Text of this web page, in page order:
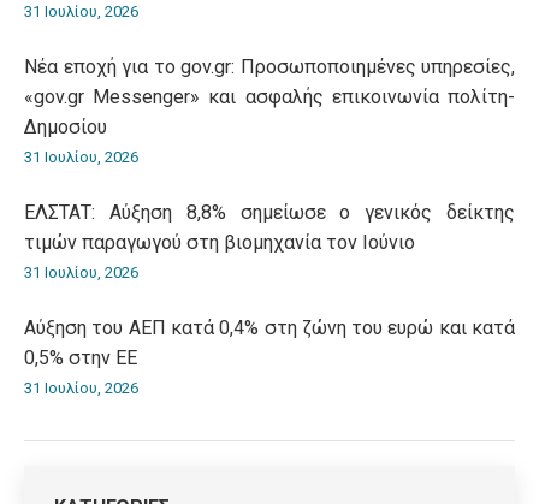
31 Ιουλίου, 2026
Νέα εποχή για το gov.gr: Προσωποποιημένες υπηρεσίες,
«gov.gr Messenger» και ασφαλής επικοινωνία πολίτη-
Δημοσίου
31 Ιουλίου, 2026
ΕΛΣΤΑΤ: Αύξηση 8,8% σημείωσε ο γενικός δείκτης
τιμών παραγωγού στη βιομηχανία τον Ιούνιο
31 Ιουλίου, 2026
Αύξηση του ΑΕΠ κατά 0,4% στη ζώνη του ευρώ και κατά
0,5% στην ΕΕ
31 Ιουλίου, 2026